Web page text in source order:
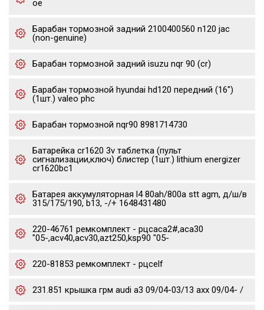
oe
Барабан тормозной задний 2100400560 n120 jac
(non-genuine)
Барабан тормозной задний isuzu nqr 90 (cr)
Барабан тормозной hyundai hd120 передний (16")
(1шт.) valeo phc
Барабан тормозной nqr90 8981714730
Батарейка cr1620 3v таблетка (пульт
сигнализации,ключ) блистер (1шт.) lithium energizer
cr1620bc1
Батарея аккумуляторная l4 80ah/800a stt agm, д/ш/в
315/175/190, b13, -/+ 1648431480
220-46761 ремкомплект - рцсaca2#,aca30
"05-,acv40,acv30,azt250,ksp90 "05-
220-81853 ремкомплект - рцсelf
231.851 крышка грм audi a3 09/04-03/13 axx 09/04- /